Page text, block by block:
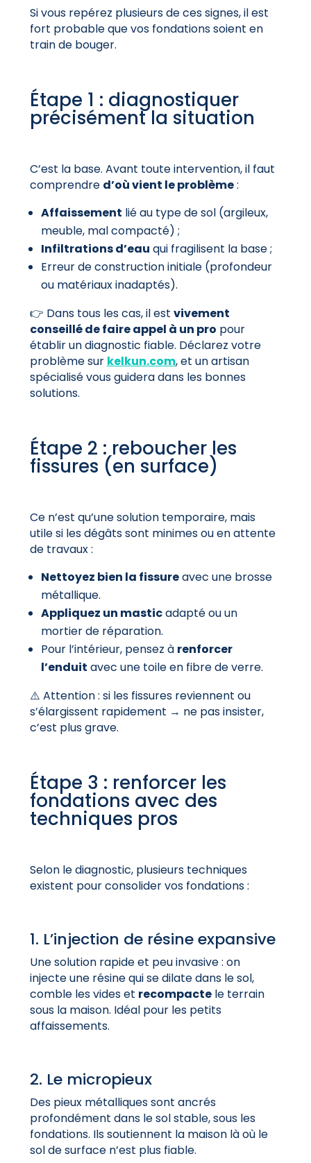
Si vous repérez plusieurs de ces signes, il est
fort probable que vos fondations soient en
train de bouger.
Étape 1 : diagnostiquer
précisément la situation
C’est la base. Avant toute intervention, il faut
comprendre d’où vient le problème:
Affaissement lié au type de sol (argileux,
meuble, mal compacté) ;
Infiltrations d’eau qui fragilisent la base ;
Erreur de construction initiale (profondeur
ou matériaux inadaptés).
👉 Dans tous les cas, il est vivement
conseillé de faire appel à un pro pour
établir un diagnostic fiable. Déclarez votre
problème sur kelkun.com, et un artisan
spécialisé vous guidera dans les bonnes
solutions.
Étape 2 : reboucher les
fissures (en surface)
Ce n’est qu’une solution temporaire, mais
utile si les dégâts sont minimes ou en attente
de travaux :
Nettoyez bien la fissureavec une brosse
métallique.
Appliquez un masticadapté ou un
mortier de réparation.
Pour l’intérieur, pensez à renforcer
l’enduit avec une toile en fibre de verre.
⚠️ Attention : si les fissures reviennent ou
s’élargissent rapidement → ne pas insister,
c’est plus grave.
Étape 3 : renforcer les
fondations avec des
techniques pros
Selon le diagnostic, plusieurs techniques
existent pour consolider vos fondations :
1. L’injection de résine expansive
Une solution rapide et peu invasive : on
injecte une résine qui se dilate dans le sol,
comble les vides et recompactele terrain
sous la maison. Idéal pour les petits
affaissements.
2. Le micropieux
Des pieux métalliques sont ancrés
profondément dans le sol stable, sous les
fondations. Ils soutiennent la maison là où le
sol de surface n’est plus fiable.